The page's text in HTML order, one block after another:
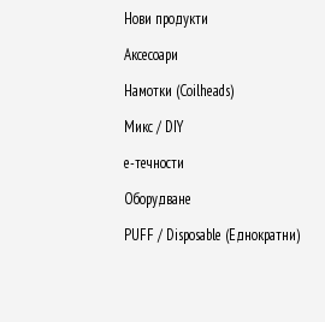
Нови продукти
Аксесоари
Намотки (Сoilheads)
Микс / DIY
е-течности
Оборудване
PUFF / Disposable (Еднократни)